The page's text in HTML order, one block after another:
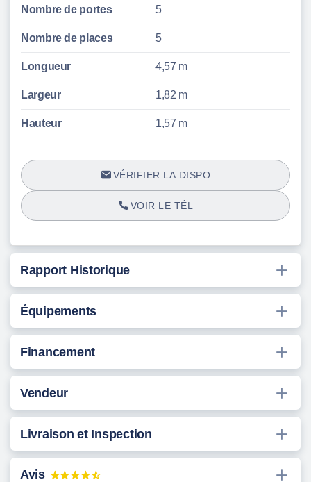
Nombre de portes 5
Nombre de places 5
Longueur 4,57 m
Largeur 1,82 m
Hauteur 1,57 m
VÉRIFIER LA DISPO
VOIR LE TÉL
Rapport Historique
Équipements
Financement
Vendeur
Livraison et Inspection
Avis